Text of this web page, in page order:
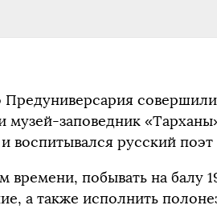
музей-заповедник
воспитывался русский
побывать на балу
а также исполнить